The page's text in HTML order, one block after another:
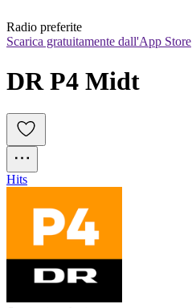
Radio preferite
Scarica gratuitamente dall'App Store
Hits